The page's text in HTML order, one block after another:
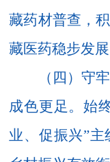
藏药材普查，
藏医药稳步发展
（四）守
成色更足。 始
业、促振兴”